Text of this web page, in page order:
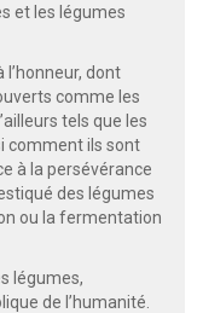
et les légumes
dont
comme les
tels que les
comment ils sont
à la persévérance
des légumes
ou la fermentation
légumes,
de l’humanité.